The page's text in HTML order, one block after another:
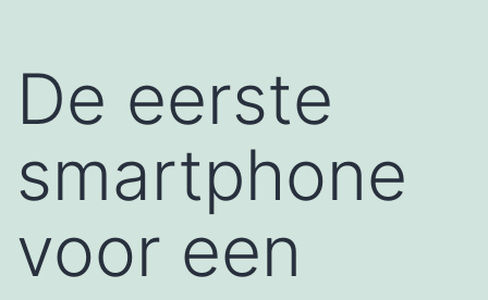
De eerste
smartphone
voor een